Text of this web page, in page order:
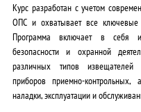
Курс разработан с учетом
ОПС и охватывает все ключевые
Программа включает в себя
безопасности и охранной
различных типов
приборов приемно-
наладки, эксплуатации и